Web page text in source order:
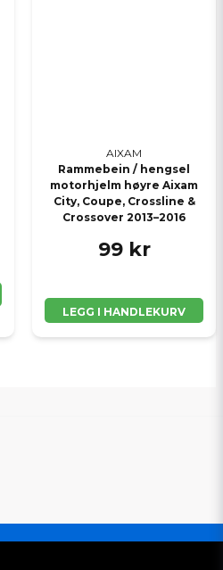
AIXAM
Rammebein / hengsel
motorhjelm høyre Aixam
City, Coupe, Crossline &
Crossover 2013–2016
99 kr
LEGG I HANDLEKURV